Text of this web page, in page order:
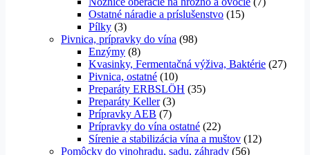
Ostatné náradie a príslušenstvo (15)
Pílky (3)
Pivnica, prípravky do vína (98)
Enzýmy (8)
Kvasinky, Fermentačná výživa, Baktérie (27)
Pivnica, ostatné (10)
Preparáty ERBSLÖH (35)
Preparáty Keller (3)
Prípravky AEB (7)
Prípravky do vína ostatné (22)
Sírenie a stabilizácia vína a muštov (12)
Pomôcky do vinohradu, sadu, záhrady (56)